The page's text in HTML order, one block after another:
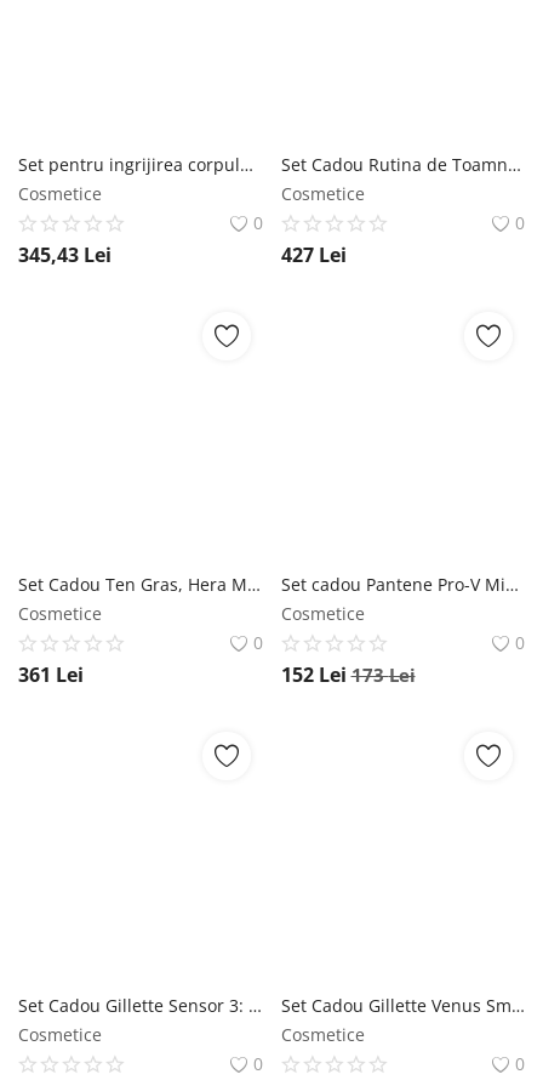
Set pentru ingrijirea corpului in doi pasi Boucleme Bodycare Duo Set ( Gel dus 300 ml + Crema corp 300 ml ) Boucleme
Cosmetice
0
345,43 Lei
Set Cadou Rutina de Toamna, Loțiune Micelarǎ 100ml, Ser C-Boost 30ml, Complex SPF 15 30ml, Cleanser Glicolic 100ml, Complex AH-DMAE 50ml, Complex C-Colagen 60ml Dr. Raluca Hera
Cosmetice
0
427 Lei
Set Cadou Ten Gras, Hera Medical, Cleanser B32 100ml, Toner B32 200ml, Ser B310-AH1 30ml, Ser Oil Control 30ml, Complex SPF 15 50ml, Mascǎ Purifiantǎ 60ml Dr. Raluca Hera
Cosmetice
0
361 Lei
Set cadou Pantene Pro-V Miracles Hydra Glow: Sampon, 300 ml + Balsam, 200 ml + Ser Tratament Hidratant, 70 ml, 1 set Pantene
Cosmetice
0
152 Lei 173Lei
Set Cadou Gillette Sensor 3: Aparat de Ras cu 5 Rezerve + Gel de ras Series Shave Gel Soothing Sensitive with Aloe Vera, 75 ml, 1 set Gillette
Cosmetice
0
Set Cadou Gillette Venus Smooth: Aparat de Ras cu 1 Rezerva + Gel de Ras Satin Care Sensitive Aloe Vera Glide, 75 ml, 1 set Gillette
Cosmetice
0